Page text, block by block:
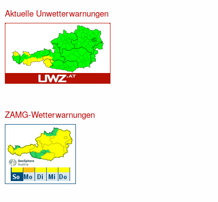
Aktuelle Unwetterwarnungen
ZAMG-Wetterwarnungen